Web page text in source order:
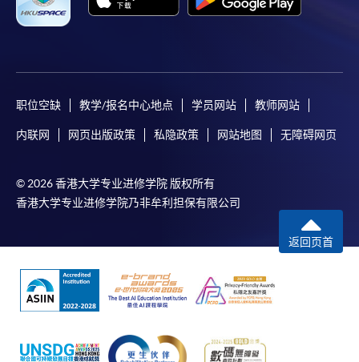
职位空缺 教学/报名中心地点 学员网站 教师网站
内联网 网页出版政策 私隐政策 网站地图 无障碍网页
© 2026 香港大学专业进修学院 版权所有
香港大学专业进修学院乃非牟利担保有限公司
返回页首